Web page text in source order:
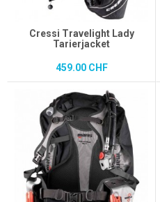
Cressi Travelight Lady
Tarierjacket
459.00 CHF